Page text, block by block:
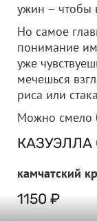
ужин – чтобы
Но самое
понимание
уже
мечешься
риса или
Можно смело
КАЗУЭЛЛА
камчатский
1150 ₽